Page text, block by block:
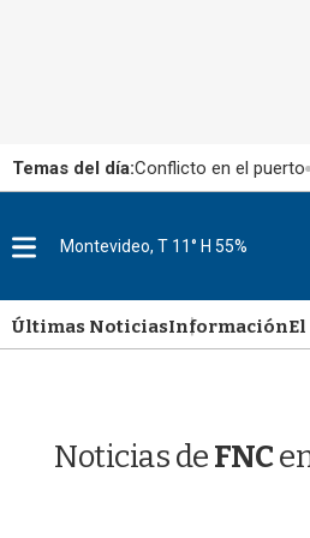
Temas del día:Conflicto en el puerto
M
u
Montevideo, T 11° H 55%
Últimas NoticiasInformaciónEl
Noticias deFNC